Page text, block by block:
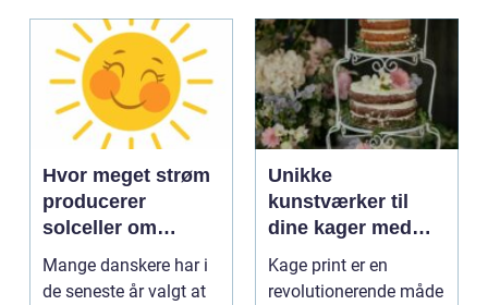
Hvor meget strøm
producerer
solceller om
vinteren?
Mange danskere har i
de seneste år valgt at
Unikke
kunstværker til
dine kager med
kage print
Kage print er en
revolutionerende måde